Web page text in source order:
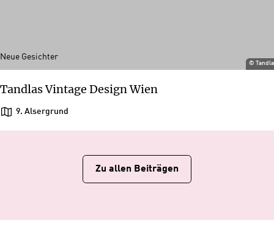
©
Neue Gesichter
Tandlas Vintage Design Wien
9. Alsergrund
Zu allen Beiträgen